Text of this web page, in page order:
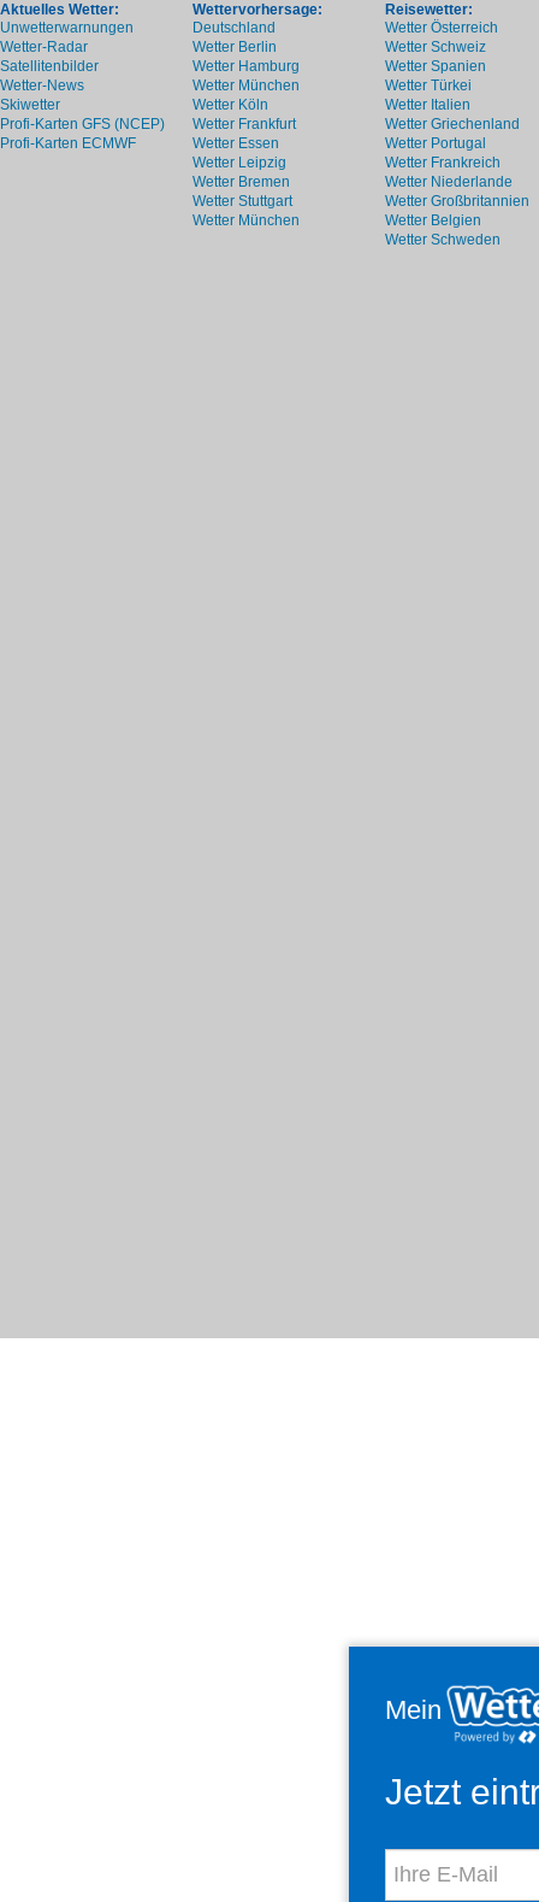
Aktuelles Wetter:
Unwetterwarnungen
Wetter-Radar
Satellitenbilder
Wetter-News
Skiwetter
Profi-Karten GFS (NCEP)
Profi-Karten ECMWF
Wettervorhersage:
Deutschland
Wetter Berlin
Wetter Hamburg
Wetter München
Wetter Köln
Wetter Frankfurt
Wetter Essen
Wetter Leipzig
Wetter Bremen
Wetter Stuttgart
Wetter München
Reisewetter:
Wetter Österreich
Wetter Schweiz
Wetter Spanien
Wetter Türkei
Wetter Italien
Wetter Griechenland
Wetter Portugal
Wetter Frankreich
Wetter Niederlande
Wetter Großbritannien
Wetter Belgien
Wetter Schweden
Mein
Jetzt